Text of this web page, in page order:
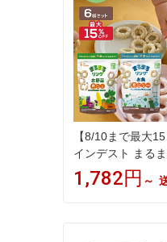
【8/10まで最大
インデスト まるま
種類×3袋 計6袋 │
ング ×3袋(お野菜)
1,782円 ～